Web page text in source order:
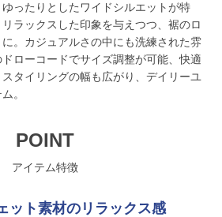
ったりとしたワイドシルエットが特
ラックスした印象を与えつつ、裾のロ
。カジュアルさの中にも洗練された雰
ローコードでサイズ調整が可能、快適
タイリングの幅も広がり、デイリーユ
。
POINT
アイテム特徴
ット素材のリラックス感